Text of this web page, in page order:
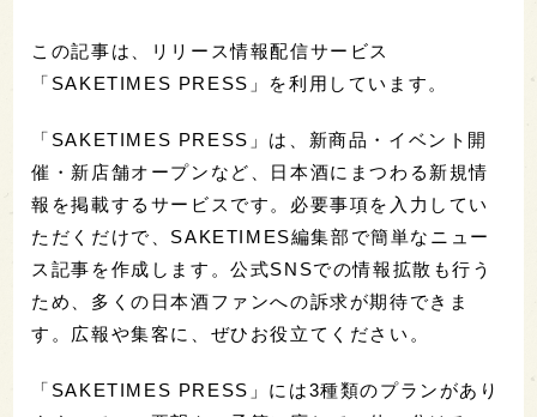
この記事は、リリース情報配信サービス
「SAKETIMES PRESS」を利用しています。
「SAKETIMES PRESS」は、新商品・イベント開
催・新店舗オープンなど、日本酒にまつわる新規情
報を掲載するサービスです。必要事項を入力してい
ただくだけで、SAKETIMES編集部で簡単なニュー
ス記事を作成します。公式SNSでの情報拡散も行う
ため、多くの日本酒ファンへの訴求が期待できま
す。広報や集客に、ぜひお役立てください。
「SAKETIMES PRESS」には3種類のプランがあり